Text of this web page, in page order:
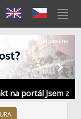
na portál Jsem z
Další
Sponzorováno